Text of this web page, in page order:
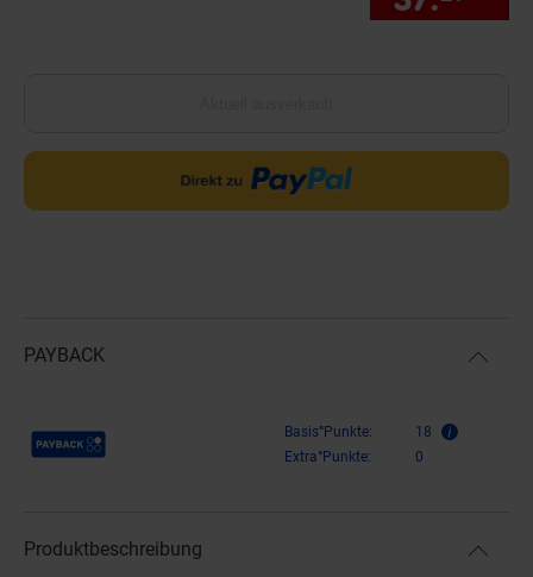
PAYBACK
Payback Punkte Basis°Punkte:
18
Extra°Punkte:
0
Produktbeschreibung